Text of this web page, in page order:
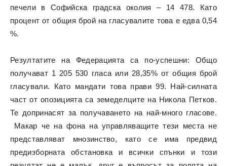
печели в Софийска градска околия – 14 478. Като
процент от общия брой на гласувалите това е едва 0,54
%.
Резултатите на Федерацията са по-успешни: Общо
получават 1 205 530 гласа или 28,35% от общия брой
гласували. Като мандати това прави 99. Най-силната
част от опозицията са земеделците на Никола Петков.
Те допринасят за получаването на най-много гласове.
Макар че на фона на управляващите тези места не
представляват мнозинство, като се има предвид
предизборната обстановка и всички спънки и този